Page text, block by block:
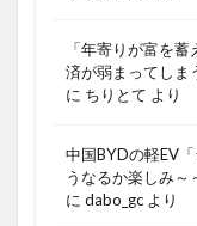
「年寄りが富を
済が弱まってしま
に ちりとて より
中国BYDの軽EV
うなるか楽しみ～
に dabo_gc より